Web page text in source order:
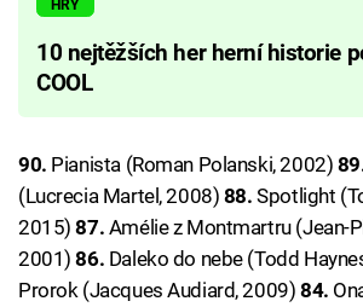
HRY
10 nejtěžších her herní historie
COOL
90. Pianista (Roman Polanski, 2002)
(Lucrecia Martel, 2008) 88. Spotlight
2015)87. Amélie z Montmartru (Jean-
2001)86. Daleko do nebe (Todd
Prorok (Jacques Audiard, 2009) 84.